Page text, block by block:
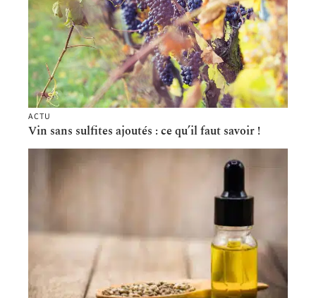
ACTU
Vin sans sulfites ajoutés : ce qu’il faut savoir !